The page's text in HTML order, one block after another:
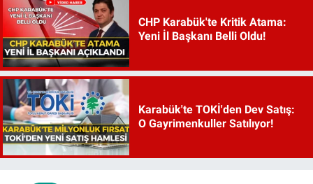
CHP Karabük'te Kritik Atama:
Yeni İl Başkanı Belli Oldu!
Karabük'te TOKİ'den Dev Satış:
O Gayrimenkuller Satılıyor!